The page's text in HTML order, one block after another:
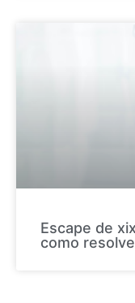
Escape de
como